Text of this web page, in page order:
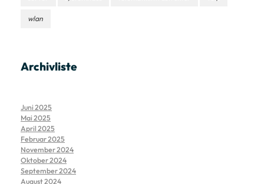
wlan
Archivliste
Juni 2025
Mai 2025
April 2025
Februar 2025
November 2024
Oktober 2024
September 2024
August 2024